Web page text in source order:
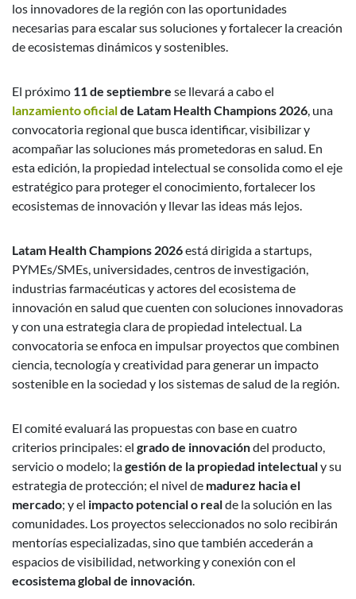
los innovadores de la región con las oportunidades
necesarias para escalar sus soluciones y fortalecer la creación
de ecosistemas dinámicos y sostenibles.
El próximo 11 de septiembre se llevará a cabo el
lanzamiento oficialde Latam Health Champions 2026, una
convocatoria regional que busca identificar, visibilizar y
acompañar las soluciones más prometedoras en salud. En
esta edición, la propiedad intelectual se consolida como el eje
estratégico para proteger el conocimiento, fortalecer los
ecosistemas de innovación y llevar las ideas más lejos.
Latam Health Champions 2026está dirigida a startups,
PYMEs/SMEs, universidades, centros de investigación,
industrias farmacéuticas y actores del ecosistema de
innovación en salud que cuenten con soluciones innovadoras
y con una estrategia clara de propiedad intelectual. La
convocatoria se enfoca en impulsar proyectos que combinen
ciencia, tecnología y creatividad para generar un impacto
sostenible en la sociedad y los sistemas de salud de la región.
El comité evaluará las propuestas con base en cuatro
criterios principales: el grado de innovacióndel producto,
servicio o modelo; lagestión de la propiedad intelectualy su
estrategia de protección; el nivel de madurez hacia el
mercado; y el impacto potencial o realde la solución en las
comunidades. Los proyectos seleccionados no solo recibirán
mentorías especializadas, sino que también accederán a
espacios de visibilidad, networking y conexión con el
ecosistema global de innovación.